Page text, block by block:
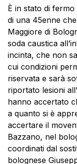
È in stato di
di una 45enne
Maggiore di
soda caustica
incinta, che non
cui condizioni
riservata e sarà
riportato lesioni
hanno accertato
a quanto si è
accertare il
Bazzano, nel
coordinati dal
bolognese